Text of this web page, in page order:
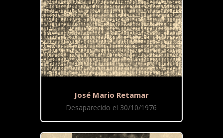
José Mario Retamar
Desaparecido el 30/10/1976